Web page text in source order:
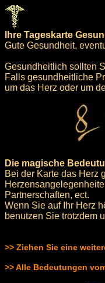
Ihre Tageskarte
Gute Gesundheit,
Gesundheitlich sollten
Falls gesundheitliche
um das Herz oder um
Die magische
Bei der Karte das Herz
Partnerschaften, ect.
Wenn Sie auf Ihr Herz
benutzen Sie trotzdem
>> Ziehen Sie eine
>> Alle Bedeutungen